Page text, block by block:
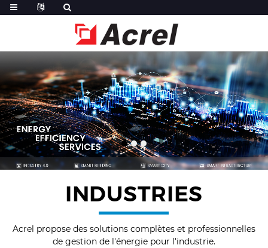
INDUSTRIES
Acrel propose des solutions complètes et professionnelles
de gestion de l'énergie pour l'industrie.